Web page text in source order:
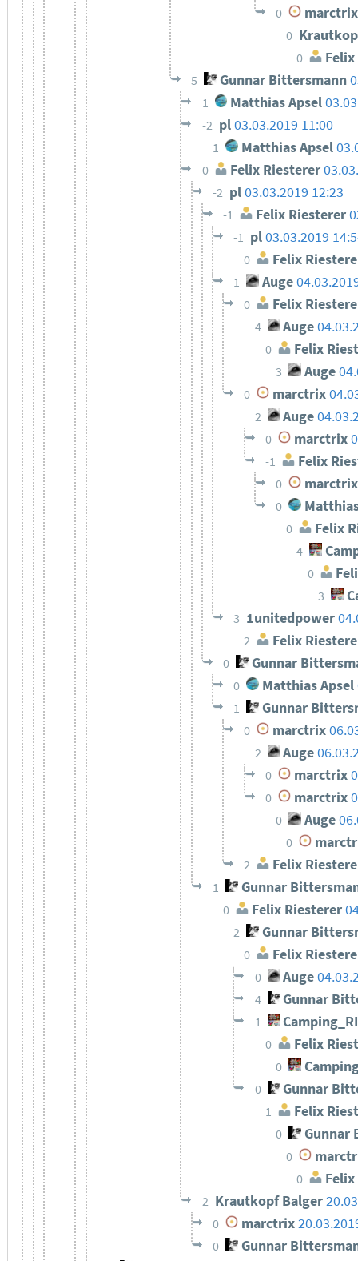
0 marctrix
0
0
5 Gunnar Bittersmann
1 Matthias Apsel
-2 pl03.03.2019 11:00
1 Matthias Apsel
0 Felix Riesterer
-2 pl03.03.2019 12:23
-1 Felix Riesterer
-1 pl03.03.2019
0 Felix
1 Auge
0 Felix
4 Auge
0 Felix
3 Auge
0 marctrix
2 Auge
0 marctrix
-1 Felix
0 marctrix
0
0 Felix
4
0
3
3 1unitedpower
2 Felix
0 Gunnar
0 Matthias Apsel
1 Gunnar
0 marctrix
2 Auge
0 marctrix
0 marctrix
0 Auge
0
2 Felix
1 Gunnar
0 Felix Riesterer
2 Gunnar
0 Felix
0 Auge
4 Gunnar
1
0 Felix
0
0 Gunnar
1 Felix
0 Gunnar
0
0
2 Krautkopf Balger
0 marctrix
0 Gunnar